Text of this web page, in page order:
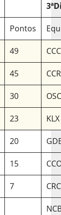
Pontos
49
45
30
23
20
15
7